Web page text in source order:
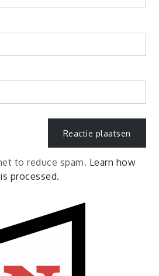
to reduce spam. Learn how
processed.